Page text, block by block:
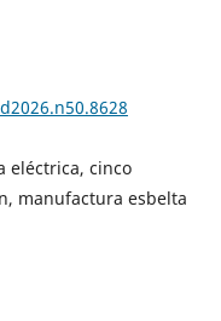
eléctrica, cinco
manufactura esbelta